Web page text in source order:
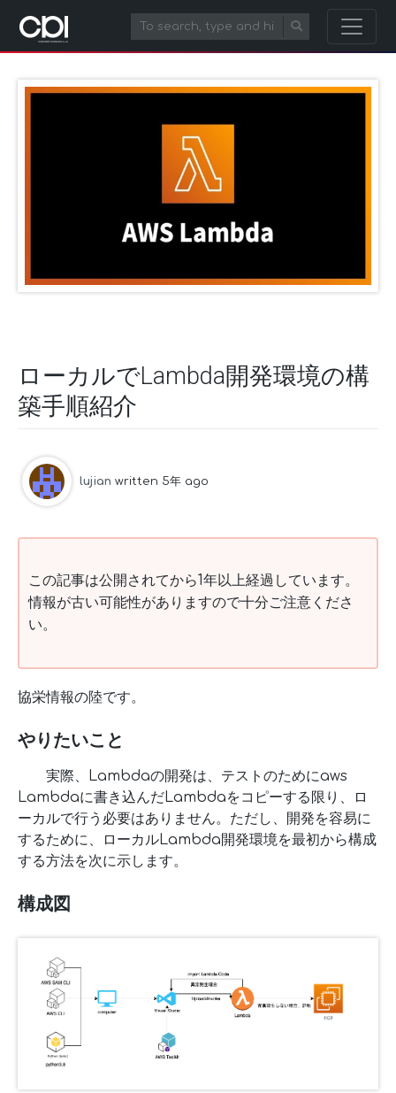
ローカルでLambda開発環境の構
築手順紹介
lujian written 5年 ago
この記事は公開されてから1年以上経過しています。
情報が古い可能性がありますので十分ご注意くださ
い。
協栄情報の陸です。
やりたいこと
実際、Lambdaの開発は、テストのためにaws
Lambdaに書き込んだLambdaをコピーする限り、ロ
ーカルで行う必要はありません。ただし、開発を容易に
するために、ローカルLambda開発環境を最初から構成
する方法を次に示します。
構成図